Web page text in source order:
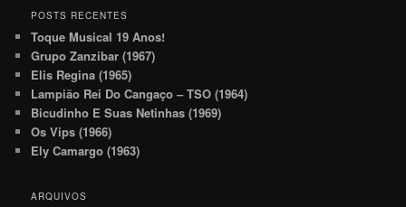
POSTS RECENTES
Toque Musical 19 Anos!
Grupo Zanzibar (1967)
Elis Regina (1965)
Lampião Rei Do Cangaço – TSO (1964)
Bicudinho E Suas Netinhas (1969)
Os Vips (1966)
Ely Camargo (1963)
ARQUIVOS